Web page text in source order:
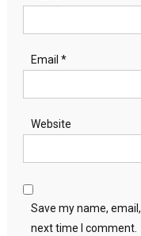
Email *
Website
Save my name,
next time I comment.